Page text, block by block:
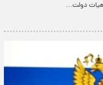
هیات دولت…